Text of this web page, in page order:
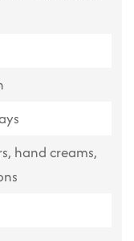
hand creams,